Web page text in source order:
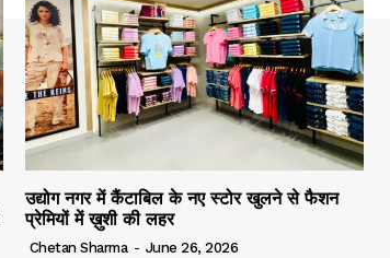
उद्योग नगर में कैंटाबिल के नए स्टोर खुलने से फैशन
प्रेमियों में ख़ुशी की लहर
Chetan Sharma - June 26, 2026